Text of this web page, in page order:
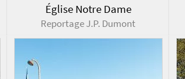
Église Notre Dame
Reportage J.P. Dumont